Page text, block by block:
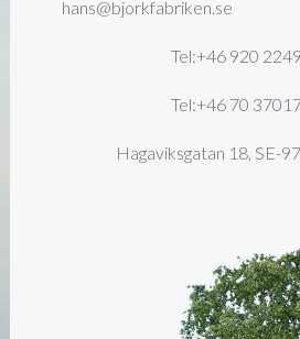
hans@bjorkfabriken.se
Tel:+46 920
Tel:+46 70
Hagaviksgatan 18, SE-